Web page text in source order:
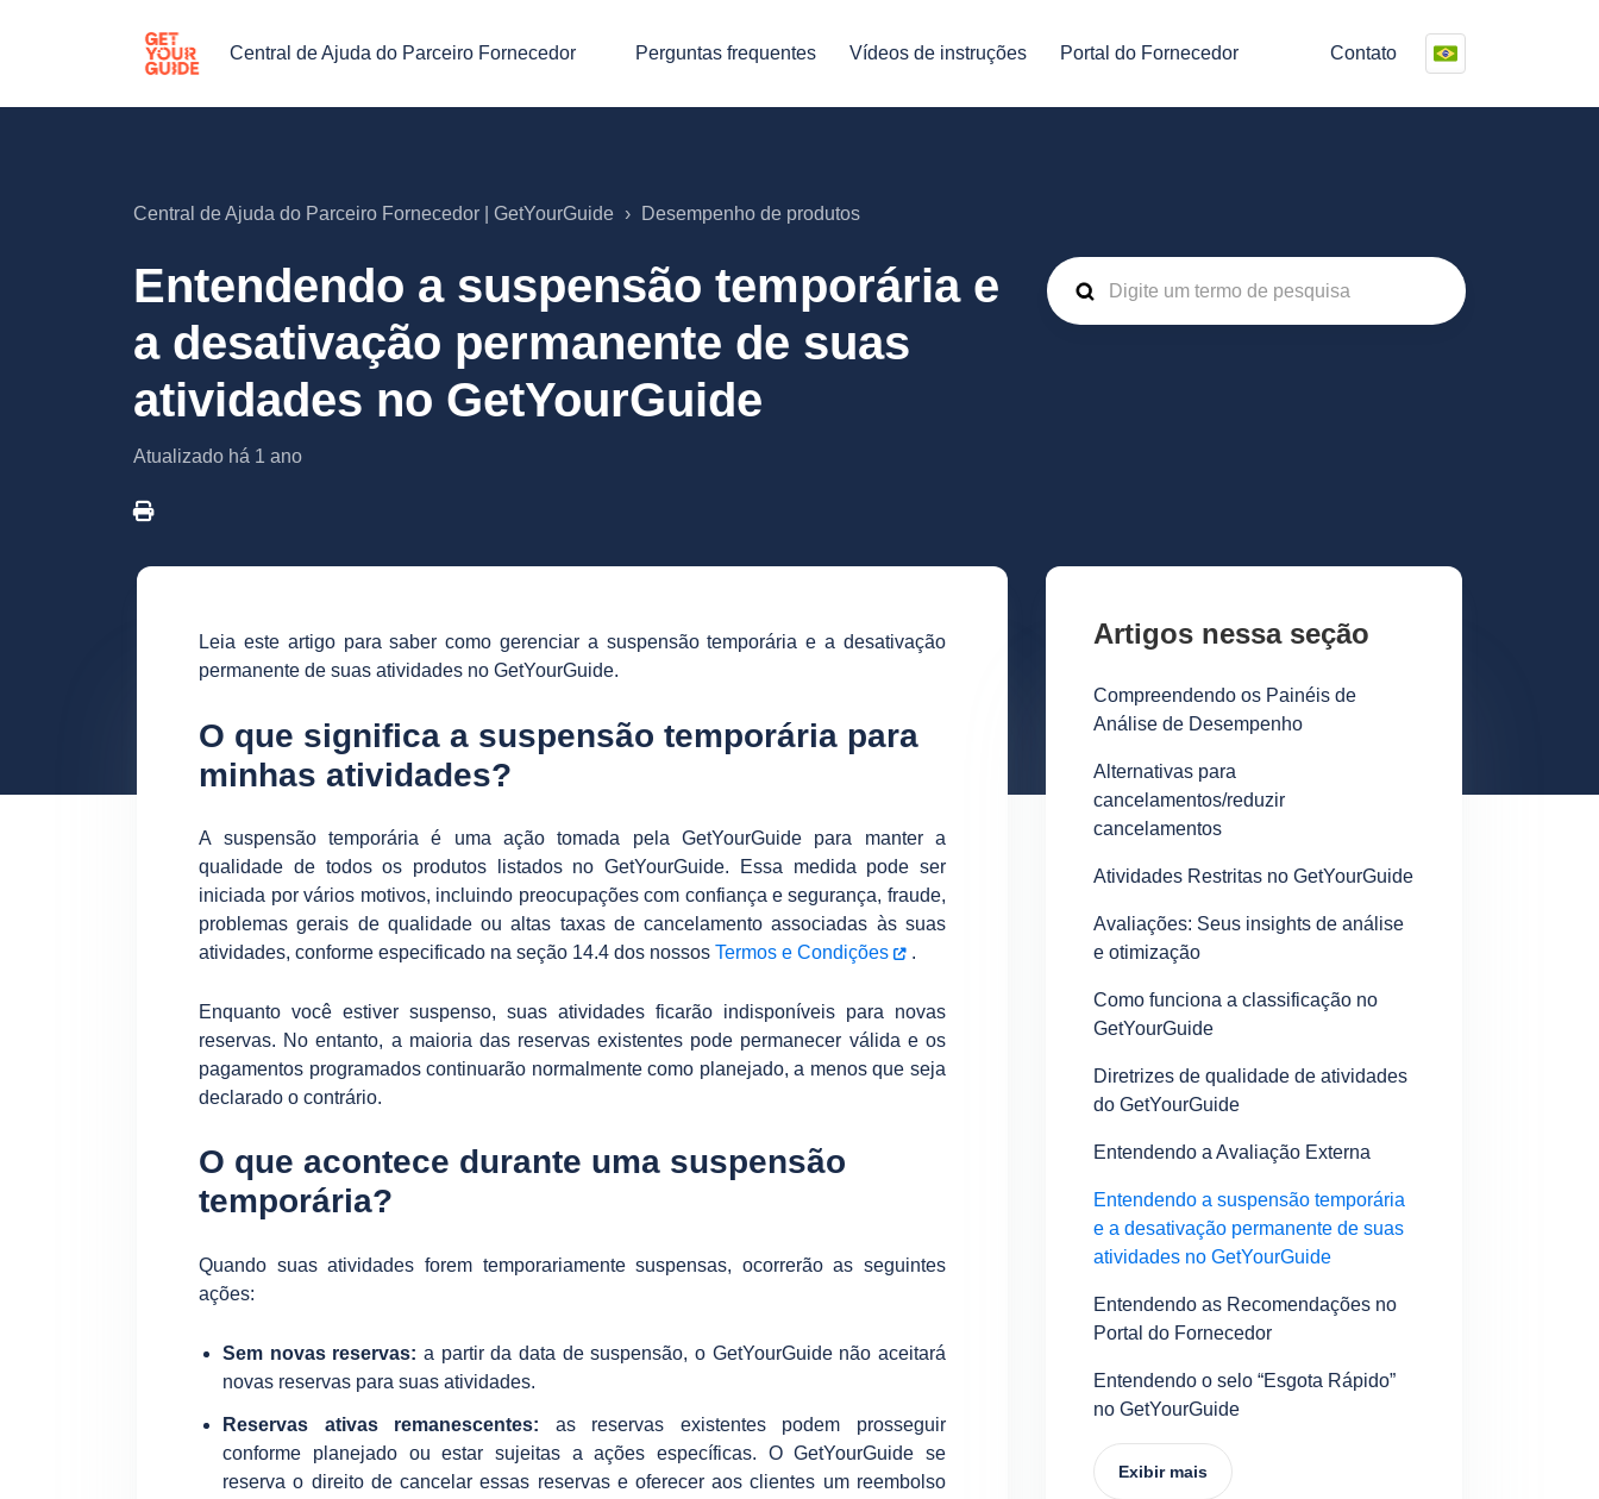
Central de Ajuda do Parceiro Fornecedor Perguntas frequentes Vídeos de instruções Portal do Fornecedor Contato
Central de Ajuda do Parceiro Fornecedor | GetYourGuide Desempenho de produtos
Entendendo a suspensão temporária e
a desativação permanente de suas
atividades no GetYourGuide
Atualizado há 1 ano
Leia este artigo para saber como gerenciar a suspensão temporária e a desativação
permanente de suas atividades no GetYourGuide.
O que significa a suspensão temporária para
minhas atividades?
A suspensão temporária é uma ação tomada pela GetYourGuide para manter a
qualidade de todos os produtos listados no GetYourGuide. Essa medida pode ser
iniciada por vários motivos, incluindo preocupações com confiança e segurança, fraude,
problemas gerais de qualidade ou altas taxas de cancelamento associadas às suas
atividades, conforme especificado na seção 14.4 dos nossosTermos e Condições .
Enquanto você estiver suspenso, suas atividades ficarão indisponíveis para novas
reservas. No entanto, a maioria das reservas existentes pode permanecer válida e os
pagamentos programados continuarão normalmente como planejado, a menos que seja
declarado o contrário.
O que acontece durante uma suspensão
temporária?
Quando suas atividades forem temporariamente suspensas, ocorrerão as seguintes
ações:
Sem novas reservas: a partir da data de suspensão, o GetYourGuide não aceitará
novas reservas para suas atividades.
Reservas ativas remanescentes: as reservas existentes podem prosseguir
conforme planejado ou estar sujeitas a ações específicas. O GetYourGuide se
reserva o direito de cancelar essas reservas e oferecer aos clientes um reembolso
Artigos nessa seção
Compreendendo os Painéis de
Análise de Desempenho
Alternativas para
cancelamentos/reduzir
cancelamentos
Atividades Restritas no GetYourGuide
Avaliações: Seus insights de análise
e otimização
Como funciona a classificação no
GetYourGuide
Diretrizes de qualidade de atividades
do GetYourGuide
Entendendo a Avaliação Externa
Entendendo a suspensão temporária
e a desativação permanente de suas
atividades no GetYourGuide
Entendendo as Recomendações no
Portal do Fornecedor
Entendendo o selo “Esgota Rápido”
no GetYourGuide
Exibir mais